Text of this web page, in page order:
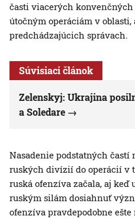
časti viacerých
útočným operáciám v
predchádzajúcich správach.
Súvisiaci článok
Zelenskyj: Ukrajina
a Soledare
Nasadenie podstatných
ruských divízií do operácií v
ruská ofenzíva začala, aj
ruským silám dosiahnuť
ofenzíva pravdepodobne